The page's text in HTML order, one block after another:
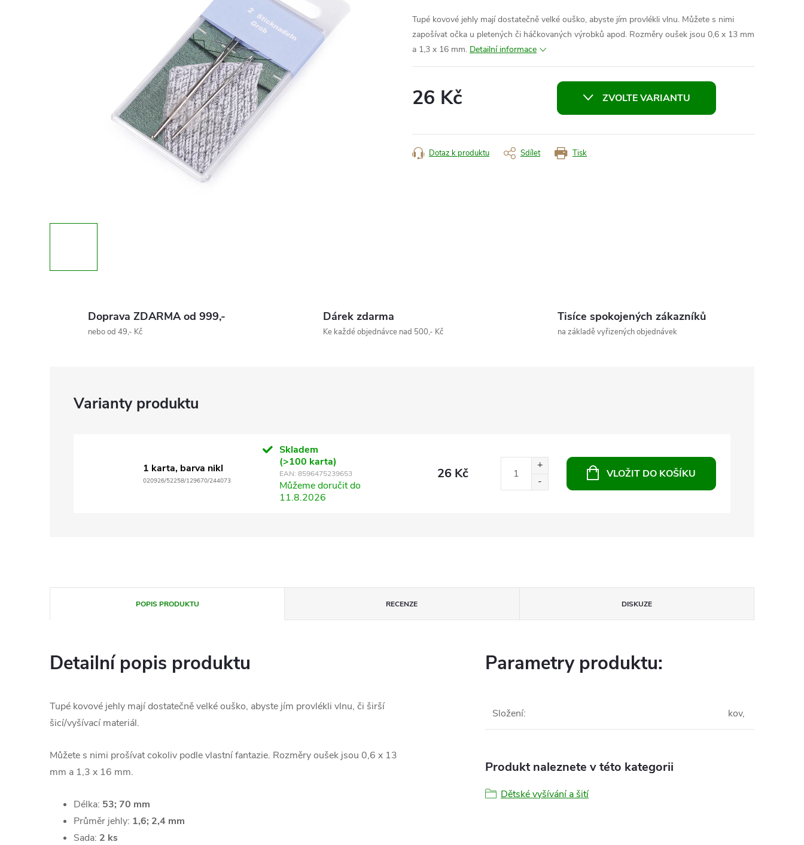
Tupé kovové jehly mají dostatečně velké ouško, abyste jím provlékli vlnu. Můžete s nimi
zapošívat očka u pletených či háčkovaných výrobků apod. Rozměry oušek jsou 0,6 x 13 mm
a 1,3 x 16 mm. Detailní informace
26 Kč ZVOLTE VARIANTU
Tisk
Dotaz k produktu Sdílet
Doprava ZDARMA od 999,-
nebo od 49,- Kč
Dárek zdarma
Ke každé objednávce nad 500,- Kč
Tisíce spokojených zákazníků
na základě vyřizených objednávek
1 karta, barva nikl
020926/52258/129670/244073
Skladem
(>100 karta)
EAN: 8596475239653
Můžeme doručit do
11.8.2026
26 Kč VLOŽIT DO KOŠÍKU
POPIS PRODUKTU RECENZE DISKUZE
Detailní popis produktu
Tupé kovové jehly mají dostatečně velké ouško, abyste jím provlékli vlnu, či širší
šicí/vyšívací materiál.
Můžete s nimi prošívat cokoliv podle vlastní fantazie. Rozměry oušek jsou 0,6 x 13
mm a 1,3 x 16 mm.
Délka: 53; 70 mm
Průměr jehly: 1,6; 2,4 mm
Sada: 2 ks
Parametry produktu:
Složení: kov,
Produkt naleznete v této kategorii
Dětské vyšívání a šití